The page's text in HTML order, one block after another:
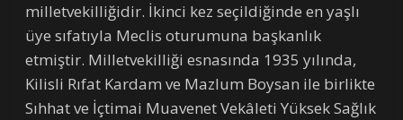
milletvekilliğidir. İkinci kez seçildiğinde en yaşlı
üye sıfatıyla Meclis oturumuna başkanlık
etmiştir. Milletvekilliği esnasında 1935 yılında,
Kilisli Rıfat Kardam ve Mazlum Boysan ile birlikte
Sıhhat ve İçtimai Muavenet Vekâleti Yüksek Sağlık